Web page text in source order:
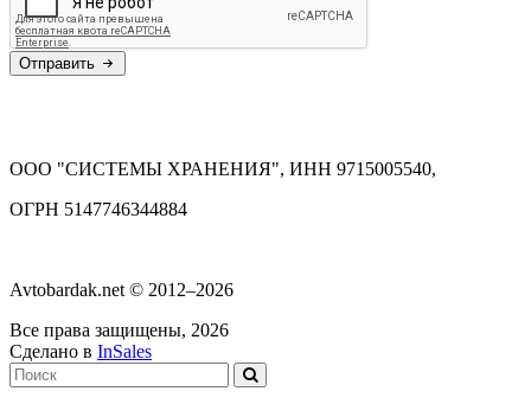
Отправить
ООО "СИСТЕМЫ ХРАНЕНИЯ", ИНН 9715005540,
ОГРН 5147746344884
Avtobardak.net © 2012–2026
Все права защищены, 2026
Сделано в InSales